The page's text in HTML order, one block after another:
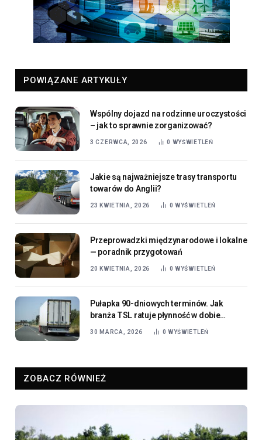
POWIĄZANE ARTYKUŁY
Wspólny dojazd na rodzinne uroczystości
– jak to sprawnie zorganizować?
3 CZERWCA, 2026 0 WYŚWIETLEŃ
Jakie są najważniejsze trasy transportu
towarów do Anglii?
23 KWIETNIA, 2026 0WYŚWIETLEŃ
Przeprowadzki międzynarodowe i lokalne
— poradnik przygotowań
20 KWIETNIA, 2026 0WYŚWIETLEŃ
Pułapka 90-dniowych terminów. Jak
branża TSL ratuje płynność w dobie
rosnących kosztów operacyjnych?
30 MARCA, 2026 0 WYŚWIETLEŃ
ZOBACZ RÓWNIEŻ